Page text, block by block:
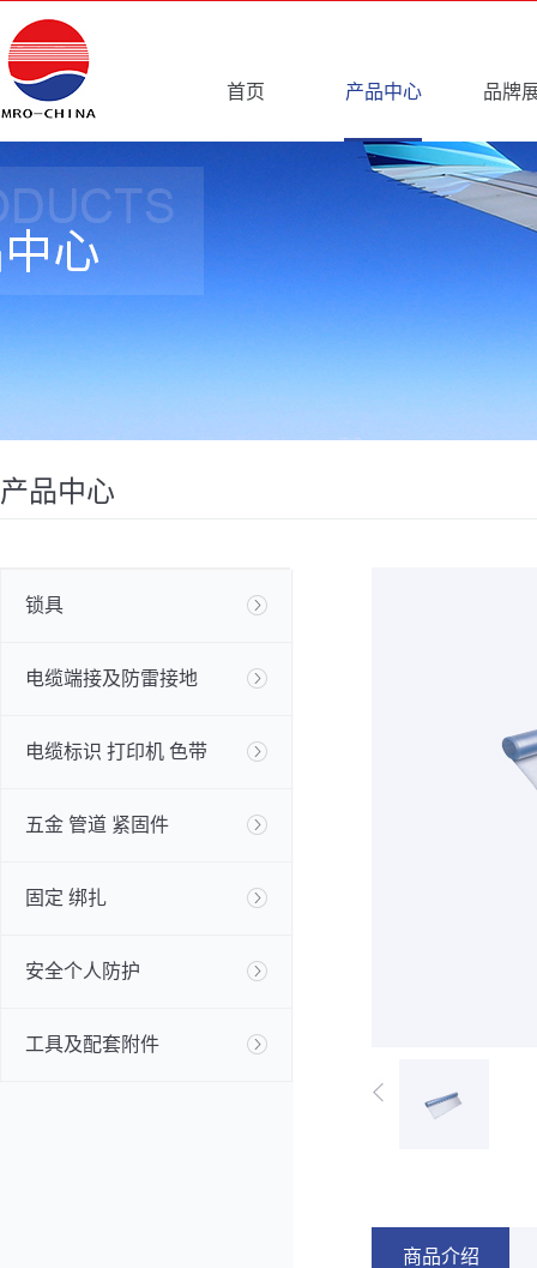
首页 产品中心 品牌
产品中心
锁具
电缆端接及防雷接地
电缆标识 打印机 色带
五金 管道 紧固件
固定 绑扎
安全个人防护
工具及配套附件
商品介绍